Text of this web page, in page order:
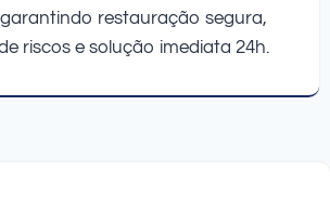
restauração segura,
riscos e solução imediata 24h.